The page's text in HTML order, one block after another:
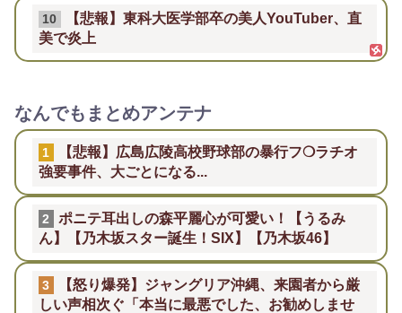
10
【悲報】東科大医学部卒の美人YouTuber、直
美で炎上
なんでもまとめアンテナ
1
【悲報】広島広陵高校野球部の暴行フ❍ラチオ
強要事件、大ごとになる...
2
ポニテ耳出しの森平麗心が可愛い！【うるみ
ん】【乃木坂スター誕生！SIX】【乃木坂46】
3
【怒り爆発】ジャングリア沖縄、来園者から厳
しい声相次ぐ「本当に最悪でした、お勧めしませ